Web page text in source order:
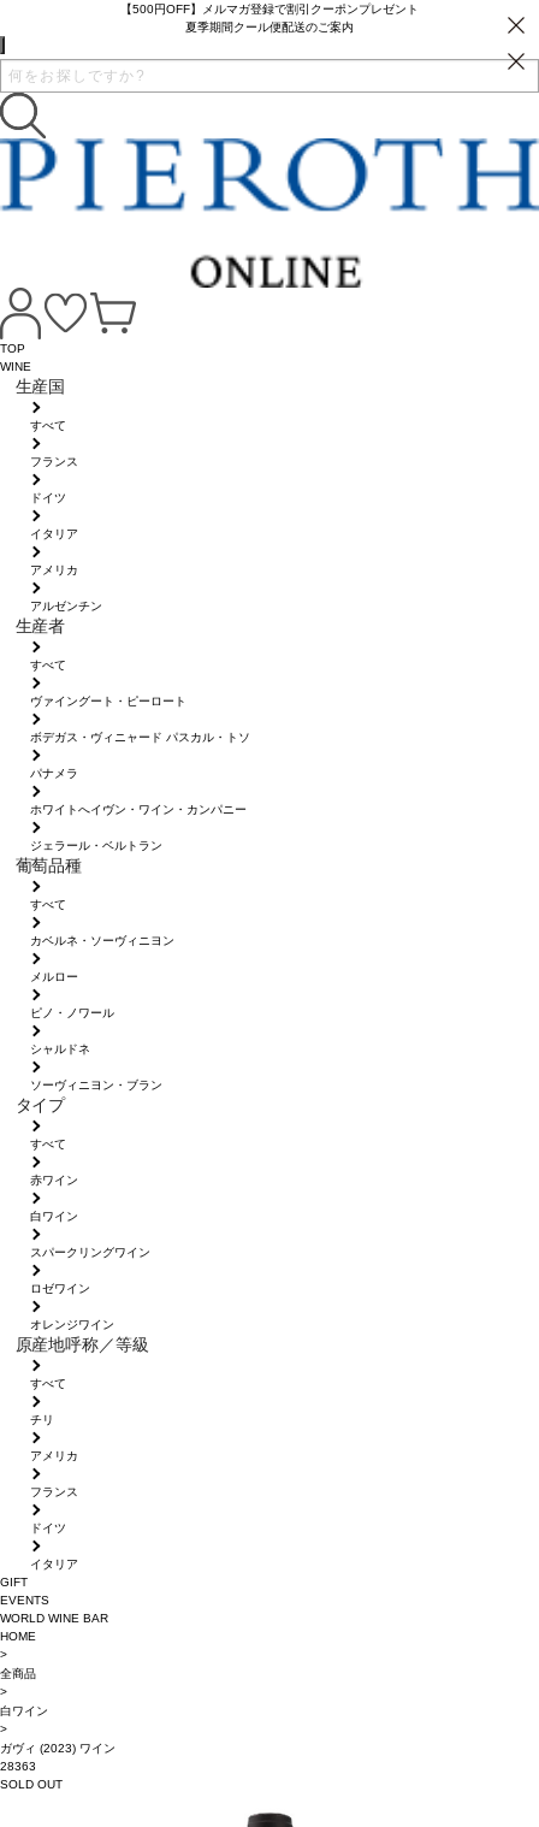
【500円OFF】メルマガ登録で割引クーポンプレゼント
夏季期間クール便配送のご案内
TOP
WINE
生産国
すべて
フランス
ドイツ
イタリア
アメリカ
アルゼンチン
生産者
すべて
ヴァイングート・ピーロート
ボデガス・ヴィニャード パスカル・トソ
パナメラ
ホワイトへイヴン・ワイン・カンパニー
ジェラール・ベルトラン
葡萄品種
すべて
カベルネ・ソーヴィニヨン
メルロー
ピノ・ノワール
シャルドネ
ソーヴィニヨン・ブラン
タイプ
すべて
赤ワイン
白ワイン
スパークリングワイン
ロゼワイン
オレンジワイン
原産地呼称／等級
すべて
チリ
アメリカ
フランス
ドイツ
イタリア
GIFT
EVENTS
WORLD WINE BAR
HOME
>
全商品
>
白ワイン
>
ガヴィ (2023) ワイン
28363
SOLD OUT